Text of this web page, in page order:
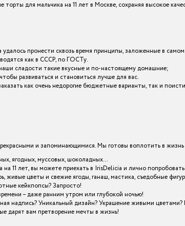
для мальчика на 11 лет в Москве, сохраняя высокое
пронести сквозь время принципы, заложенные в
как в СССР, по ГОСТу.
сладости такие вкусные и по-настоящему домашние;
развиваться и становиться лучше для вас.
как очень недорогие бюджетные варианты, так и
и запоминающимися. Мы готовы воплотить в жизнь
ягодных, муссовых, шоколадных…
11 лет, вы можете приехать в IrisDelicia и лично
живые цветы и свежие ягоды, ганаш, мастика, съедобные
кейкпопсы? Запросто!
– даже ранним утром или глубокой ночью!
надпись? Уникальный дизайн? Украшение живыми
дарят вам претворение мечты в жизнь!